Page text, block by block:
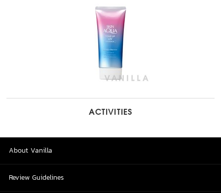
ACTIVITIES
About Vanilla
Review Guidelines